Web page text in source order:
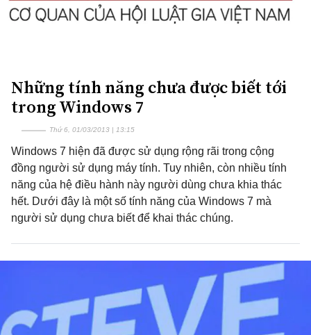
Những tính năng chưa được biết tới
trong Windows 7
Thứ 6, 01/03/2013 | 13:15
Windows 7 hiện đã được sử dụng rộng rãi trong cộng
đồng người sử dụng máy tính. Tuy nhiên, còn nhiều tính
năng của hệ điều hành này người dùng chưa khia thác
hết. Dưới đây là một số tính năng của Windows 7 mà
người sử dụng chưa biết để khai thác chúng.